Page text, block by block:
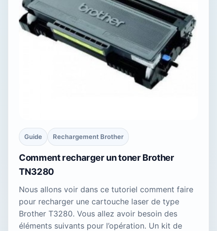
Guide Rechargement Brother
Comment recharger un toner Brother
TN3280
Nous allons voir dans ce tutoriel comment faire
pour recharger une cartouche laser de type
Brother T3280. Vous allez avoir besoin des
éléments suivants pour l’opération. Un kit de